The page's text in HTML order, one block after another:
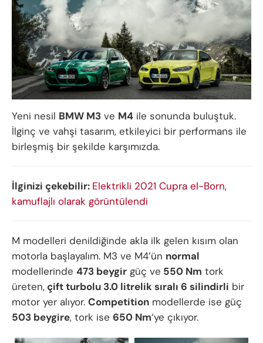
Yeni nesil BMW M3 ve M4 ile sonunda buluştuk.
İlginç ve vahşi tasarım, etkileyici bir performans ile
birleşmiş bir şekilde karşımızda.
İlginizi çekebilir: Elektrikli 2021 Cupra el-Born,
kamuflajlı olarak görüntülendi
M modelleri denildiğinde akla ilk gelen kısım olan
motorla başlayalım. M3 ve M4’ün normal
modellerinde 473 beygir güç ve 550 Nm tork
üreten,çift turbolu 3.0 litrelik sıralı 6 silindirli bir
motor yer alıyor. Competition modellerde ise güç
503 beygire, tork ise 650 Nm‘ye çıkıyor.